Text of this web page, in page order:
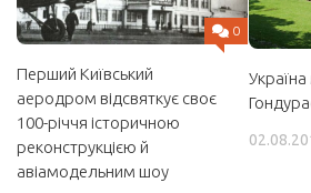
0
Перший Київський
аеродром відсвяткує своє
100-річчя історичною
реконструкцією й
авіамодельним шоу